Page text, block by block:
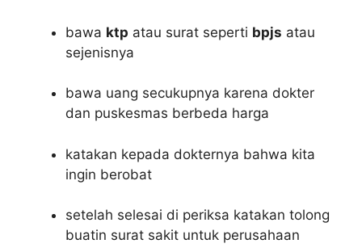
bawa ktp atau surat seperti bpjs atau
sejenisnya
bawa uang secukupnya karena dokter
dan puskesmas berbeda harga
katakan kepada dokternya bahwa kita
ingin berobat
setelah selesai di periksa katakan tolong
buatin surat sakit untuk perusahaan